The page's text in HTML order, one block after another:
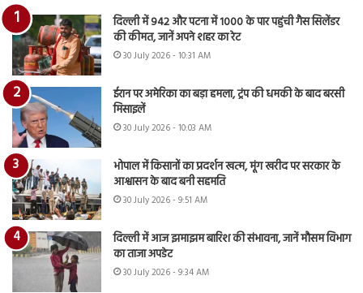
दिल्ली में 942 और पटना में 1000 के पार पहुंची गैस सिलेंडर
की कीमत, जानें अपने शहर का रेट
30 July 2026 - 10:31 AM
ईरान पर अमेरिका का बड़ा हमला, ट्रंप की धमकी के बाद बरसी
मिसाइलें
30 July 2026 - 10:03 AM
भोपाल में किसानों का प्रदर्शन खत्म, मूंग खरीद पर सरकार के
आश्वासन के बाद बनी सहमति
30 July 2026 - 9:51 AM
दिल्ली में आज झमाझम बारिश की संभावना, जानें मौसम विभाग
का ताजा अपडेट
30 July 2026 - 9:34 AM